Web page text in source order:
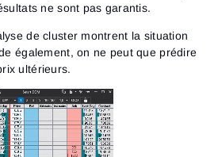
ne sont pas garantis.
de cluster montrent la situation
également, on ne peut que prédire
ultérieurs.